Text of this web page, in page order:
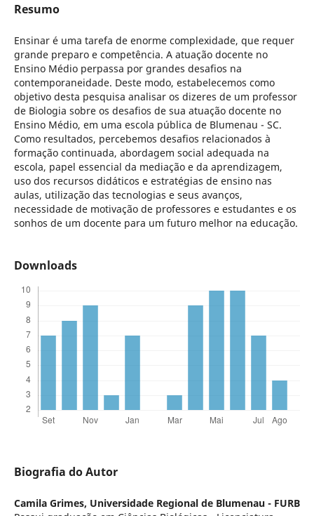
Resumo
Ensinar é uma tarefa de enorme complexidade, que requer
grande preparo e competência. A atuação docente no
Ensino Médio perpassa por grandes desafios na
contemporaneidade. Deste modo, estabelecemos como
objetivo desta pesquisa analisar os dizeres de um professor
de Biologia sobre os desafios de sua atuação docente no
Ensino Médio, em uma escola pública de Blumenau - SC.
Como resultados, percebemos desafios relacionados à
formação continuada, abordagem social adequada na
escola, papel essencial da mediação e da aprendizagem,
uso dos recursos didáticos e estratégias de ensino nas
aulas, utilização das tecnologias e seus avanços,
necessidade de motivação de professores e estudantes e os
sonhos de um docente para um futuro melhor na educação.
Downloads
Biografia do Autor
Camila Grimes, Universidade Regional de Blumenau - FURB